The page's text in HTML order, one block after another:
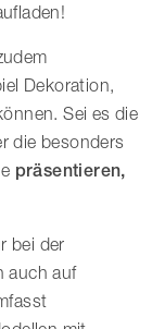
Dekoration,
Sei es die
die besonders
präsentieren,
bei der
auch auf